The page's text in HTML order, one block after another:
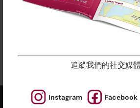
追蹤我們的社交媒體
Instagram Facebook
所有課程按堂數比例收費，隨時加